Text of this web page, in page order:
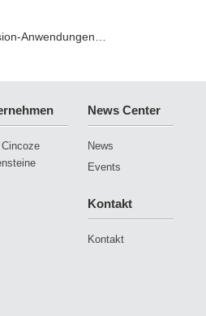
Anwendungen
Cincoze
News Center
News
Events
Kontakt
Kontakt